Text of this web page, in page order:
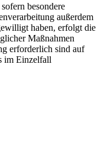
besondere
außerdem
haben, erfolgt die
Maßnahmen
erforderlich sind auf
im Einzelfall